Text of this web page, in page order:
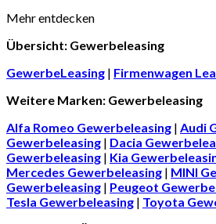
Mehr entdecken
Übersicht: Gewerbeleasing
GewerbeLeasing | Firmenwagen
Weitere Marken: Gewerbeleasing
Alfa Romeo Gewerbeleasing | Audi
Gewerbeleasing | Dacia
Gewerbeleasing | Kia
Mercedes Gewerbeleasing | MINI
Gewerbeleasing | Peugeot
Tesla Gewerbeleasing | Toyota